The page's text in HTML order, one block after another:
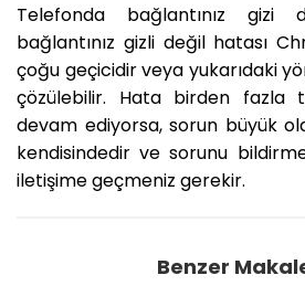
Telefonda bağlantınız gizi
bağlantınız gizli değil hatası
çoğu geçicidir veya yukarıdaki
çözülebilir. Hata birden fazla
devam ediyorsa, sorun büyük
kendisindedir ve sorunu
iletişime geçmeniz gerekir.
Benzer